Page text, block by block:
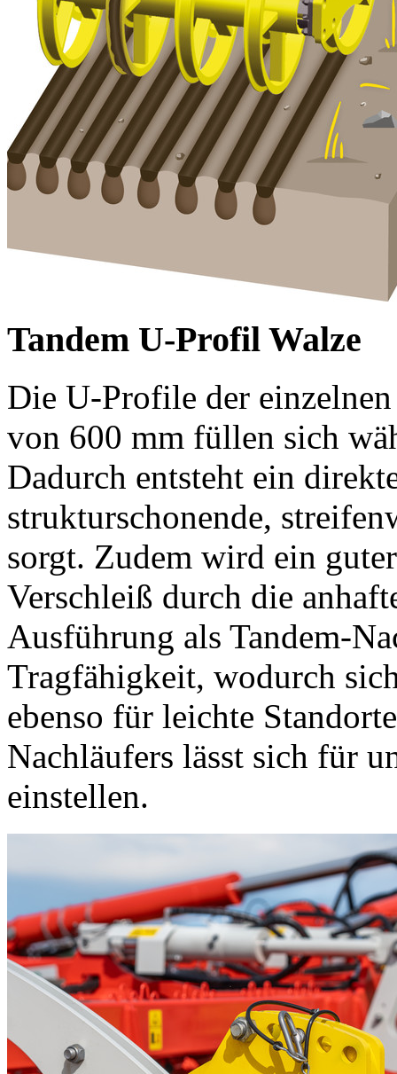
Tandem U-Profil Walze
Die U-Profile der
von 600 mm füllen sich
Dadurch entsteht ein
strukturschonende,
sorgt. Zudem wird ein
Verschleiß durch die
Ausführung als Tandem-
Tragfähigkeit, wodurch
ebenso für leichte
Nachläufers lässt sich für
einstellen.